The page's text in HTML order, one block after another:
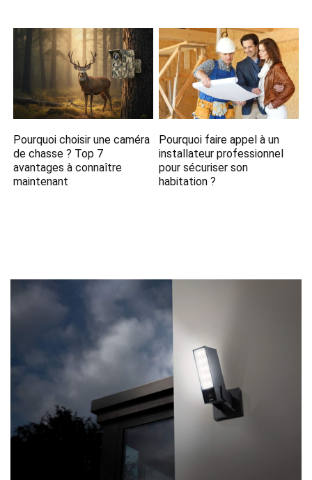
Pourquoi choisir une caméra
de chasse ? Top 7
avantages à connaître
maintenant
Pourquoi faire appel à un
installateur professionnel
pour sécuriser son
habitation ?